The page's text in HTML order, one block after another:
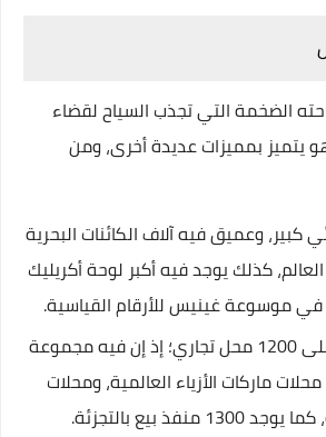
الضخمة التي تجذب السياح لقضاء
بمميزات عديدة أخرى، ومن
وعميق فيه آلاف الكائنات البحرية
كذلك يوجد فيه أكبر لوحة أكريليك
موسوعة غينيس للأرقام القياسية.
احتواء المول على 1200 محل تجاري؛ إذ إن فيه مجموعة
ماركات الأزياء العالمية، ومحلات
بيع بالتجزئة.